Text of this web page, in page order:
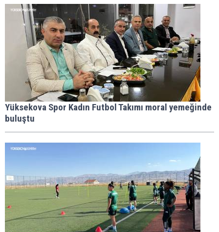
Yüksekova Spor Kadın Futbol Takımı moral yemeğinde
buluştu